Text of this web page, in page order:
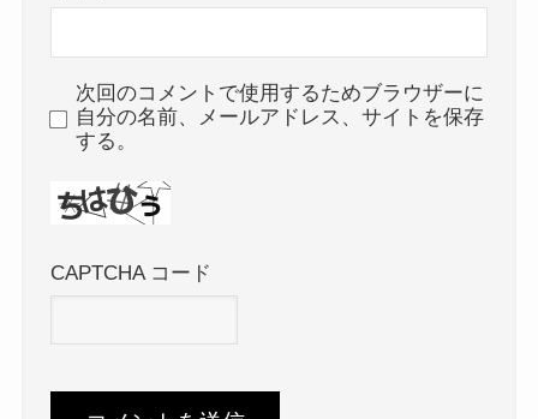
次回のコメントで使用するためブラウザーに
自分の名前、メールアドレス、サイトを保存
する。
CAPTCHA コード